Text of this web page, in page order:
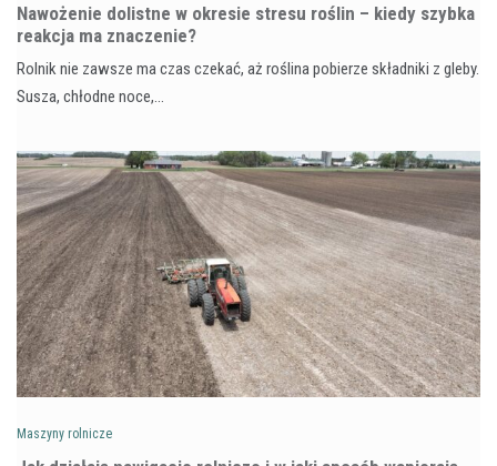
Nawożenie dolistne w okresie stresu roślin – kiedy szybka
reakcja ma znaczenie?
Rolnik nie zawsze ma czas czekać, aż roślina pobierze składniki z gleby.
Susza, chłodne noce,…
Maszyny rolnicze